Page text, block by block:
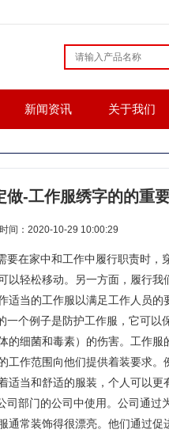
新闻资讯 关于我们
做-工作服绣字的的重
间：2020-10-29 10:00:29
要在家中和工作中履行职责时，
以轻松移动。另一方面，履行我
适当的工作服以满足工作人员的
个例子是防护工作服，它可以
的细菌和毒素）的伤害。工作服
工作范围向他们提供着装要求
适当和舒适的服装，个人可以更
部门的公司中使用。公司通过
通常装饰得很漂亮。他们通过促